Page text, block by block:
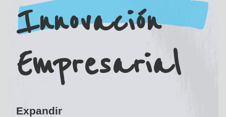
Innovación
Empresarial
Expandir